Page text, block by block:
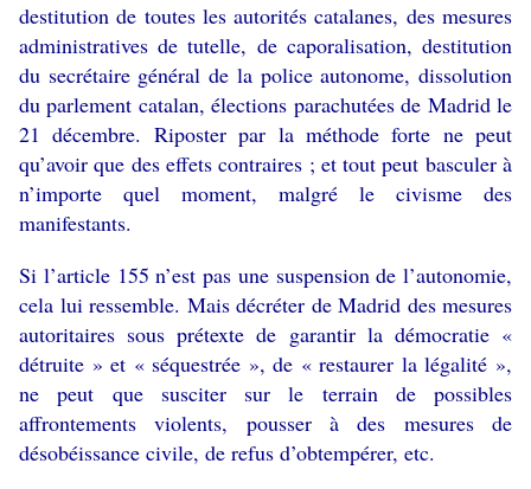
destitution de toutes les autorités catalanes, des mesures
administratives de tutelle, de caporalisation, destitution
du secrétaire général de la police autonome, dissolution
du parlement catalan, élections parachutées de Madrid le
21 décembre. Riposter par la méthode forte ne peut
qu’avoir que des effets contraires ; et tout peut basculer à
n’importe quel moment, malgré le civisme des
manifestants.
Si l’article 155 n’est pas une suspension de l’autonomie,
cela lui ressemble. Mais décréter de Madrid des mesures
autoritaires sous prétexte de garantir la démocratie «
détruite » et « séquestrée », de « restaurer la légalité »,
ne peut que susciter sur le terrain de possibles
affrontements violents, pousser à des mesures de
désobéissance civile, de refus d’obtempérer, etc.